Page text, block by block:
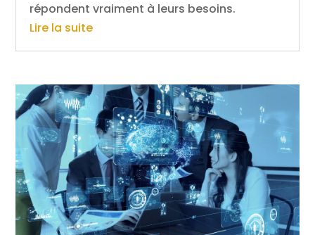
répondent vraiment à leurs besoins.
Lire la suite